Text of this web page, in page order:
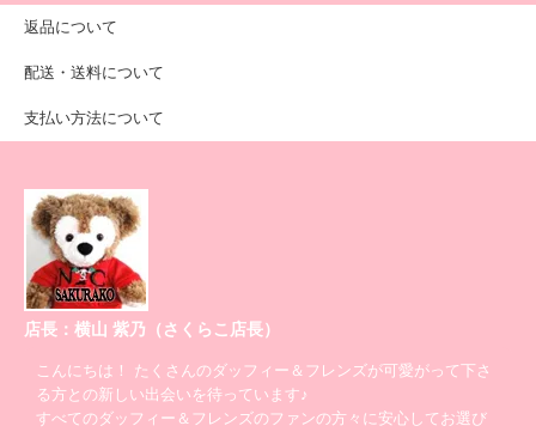
返品について
配送・送料について
支払い方法について
店長：横山 紫乃（さくらこ店長）
こんにちは！ たくさんのダッフィー＆フレンズが可愛がって下さ
る方との新しい出会いを待っています♪
すべてのダッフィー＆フレンズのファンの方々に安心してお選び